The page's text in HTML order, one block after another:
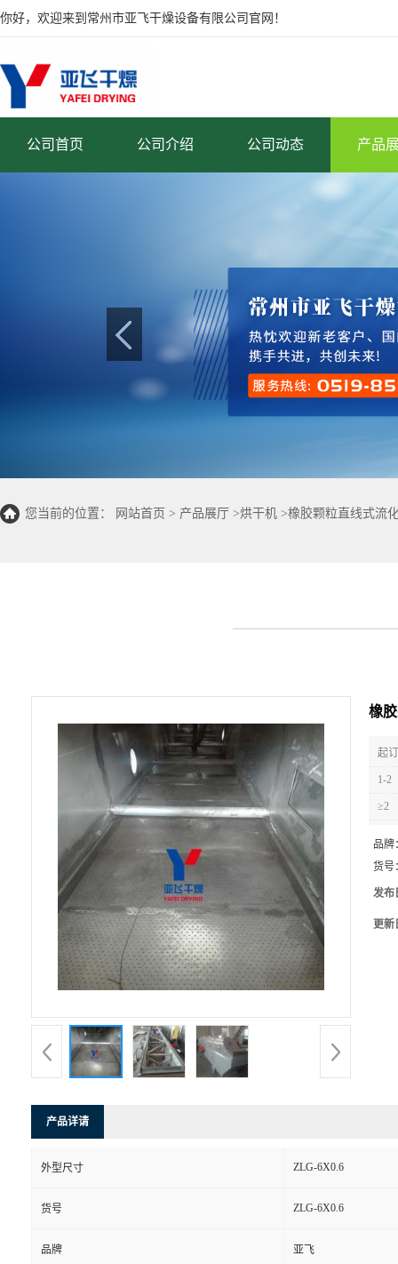
你好，欢迎来到常州市亚飞干燥设备有限公司官网！
公司首页 公司介绍 公司动态 产品
您当前的位置： 网站首页 > 产品展厅 >烘干机 >橡胶颗粒直线式流
橡
起
1-2
≥2
品牌
货号
发布
更新
产品详请
外型尺寸 ZLG-6X0.6
货号 ZLG-6X0.6
品牌 亚飞